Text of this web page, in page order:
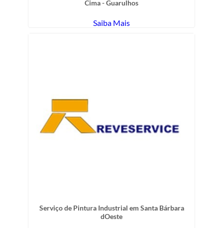
Cima - Guarulhos
Saiba Mais
Serviço de Pintura Industrial em Santa Bárbara
dOeste